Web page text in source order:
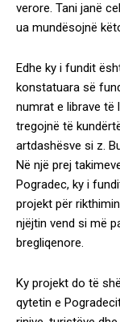
verore. Tani janë
ua mundësojnë
Edhe ky i fundit
konstatuara së
numrat e librave të
tregojnë të
artdashësve si z.
Në një prej
Pogradec, ky i
projekt për
njëjtin vend si më
bregliqenore.
Ky projekt do të
qytetin e